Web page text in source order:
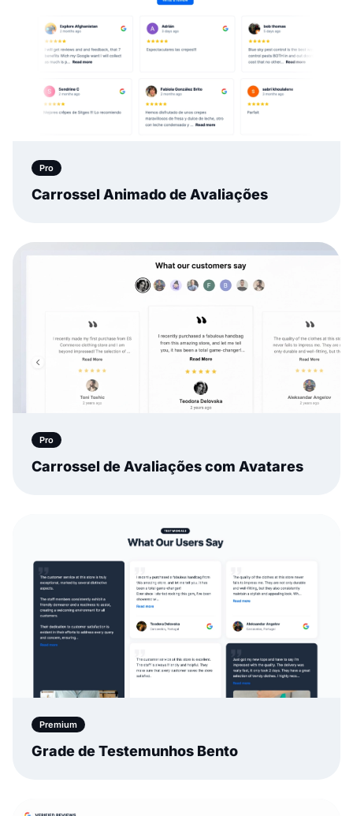
Pro
Carrossel Animado de Avaliações
Pro
Carrossel de Avaliações com Avatares
Premium
Grade de Testemunhos Bento